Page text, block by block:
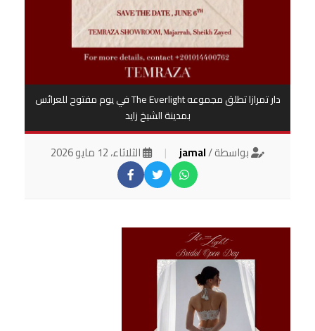
دار تمرازا تطلق مجموعه The Everlight في يوم مفتوح للعرائس
بمدينة الشيخ زايد
بواسطة /jamal
| الثلاثاء، 12 مايو 2026